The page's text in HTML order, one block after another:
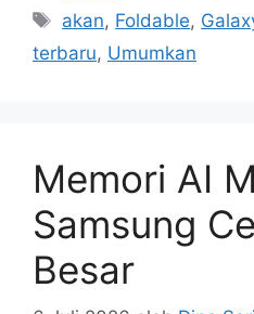
Tag
akan, Foldable,
terbaru, Umumkan
Memori AI
Samsung
Besar